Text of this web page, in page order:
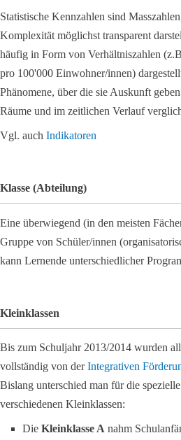
Statistische Kennzahlen sind
Komplexität möglichst transparent
häufig in Form von Verhältniszahlen
pro 100'000 Einwohner/innen)
Phänomene, über die sie Auskunft
Räume und im zeitlichen Verlauf
Vgl. auch Indikatoren
Klasse (Abteilung)
Eine überwiegend (in den meisten
Gruppe von Schüler/innen
kann Lernende unterschiedlicher
Kleinklassen
Bis zum Schuljahr 2013/2014 wurden
vollständig von derIntegrativen
Bislang unterschied man für die
verschiedenen Kleinklassen:
Die Kleinklasse A nahm